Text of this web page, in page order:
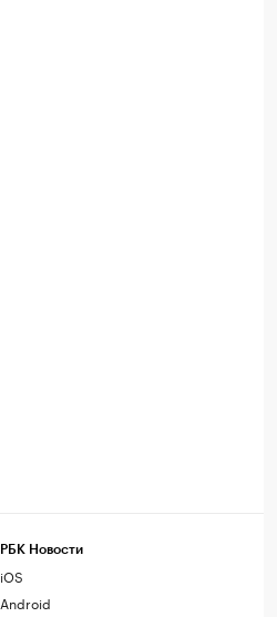
РБК Новости
iOS
Android